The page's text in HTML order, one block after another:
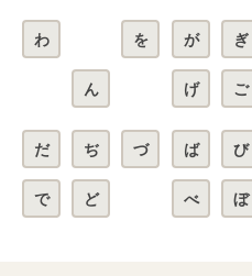
わ を
ん
が ぎ
げ ご
だ ぢ づ
で ど
ば び
べ ぼ